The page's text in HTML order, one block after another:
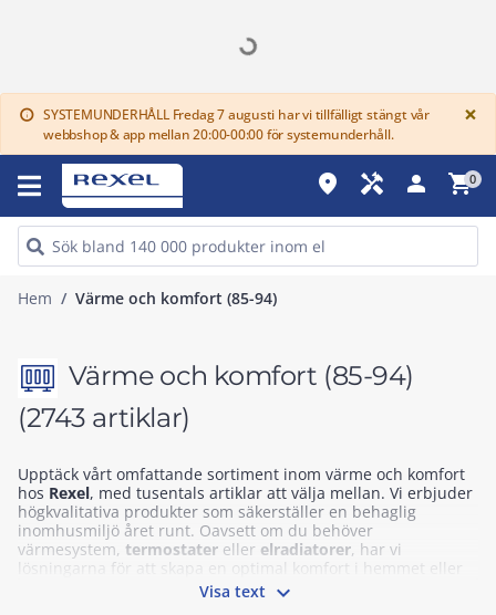
info SYSTEMUNDERHÅLL Fredag 7 augusti har vi tillfälligt stängt vår
webbshop & app mellan 20:00-00:00 för systemunderhåll.
×
place handyman person shopping_cart0
Hem Värme och komfort (85-94)
Värme och komfort (85-94)
(2743 artiklar)
Upptäck vårt omfattande sortiment inom värme och komfort
hos Rexel, med tusentals artiklar att välja mellan. Vi erbjuder
högkvalitativa produkter som säkerställer en behaglig
inomhusmiljö året runt. Oavsett om du behöver
värmesystem, termostater eller elradiatorer, har vi
lösningarna för att skapa en optimal komfort i hemmet eller
Visa text 